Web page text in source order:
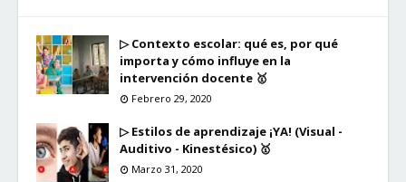
▷ Contexto escolar: qué es, por qué
importa y cómo influye en la
intervención docente 🥇
Febrero 29, 2020
▷ Estilos de aprendizaje ¡YA! (Visual -
Auditivo - Kinestésico) 🥇
Marzo 31, 2020